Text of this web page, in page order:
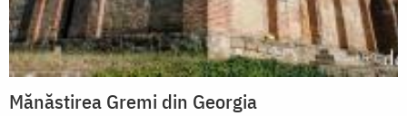
Mănăstirea Gremi din Georgia